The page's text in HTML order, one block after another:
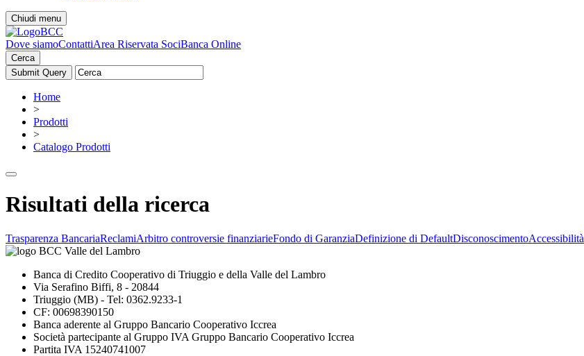
Chiudi menu
Dove siamoContattiArea Riservata SociBanca Online
Cerca
Home
>
Prodotti
>
Catalogo Prodotti
Risultati della ricerca
Trasparenza BancariaReclamiArbitro controversie finanziarieFondo di GaranziaDefinizione di DefaultDisconoscimentoAccessibilità
Banca di Credito Cooperativo di Triuggio e della Valle del Lambro
Via Serafino Biffi, 8 - 20844
Triuggio (MB) - Tel: 0362.9233-1
CF: 00698390150
Banca aderente al Gruppo Bancario Cooperativo Iccrea
Società partecipante al Gruppo IVA Gruppo Bancario Cooperativo Iccrea
Partita IVA 15240741007